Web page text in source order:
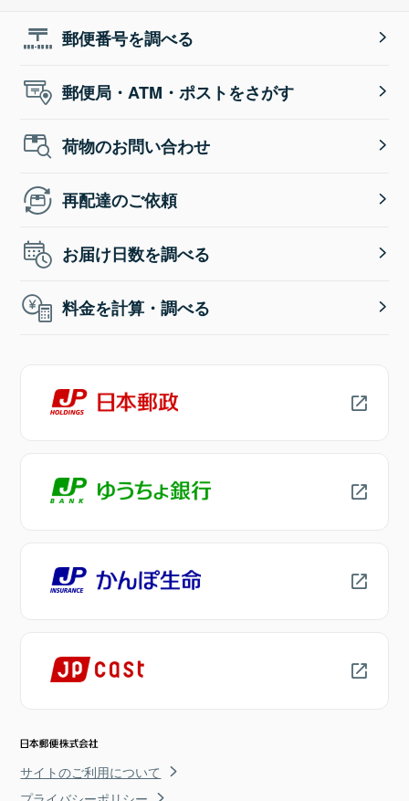
郵便番号を調べる
郵便局・ATM・ポストをさがす
荷物のお問い合わせ
再配達のご依頼
お届け日数を調べる
料金を計算・調べる
サイトのご利用について